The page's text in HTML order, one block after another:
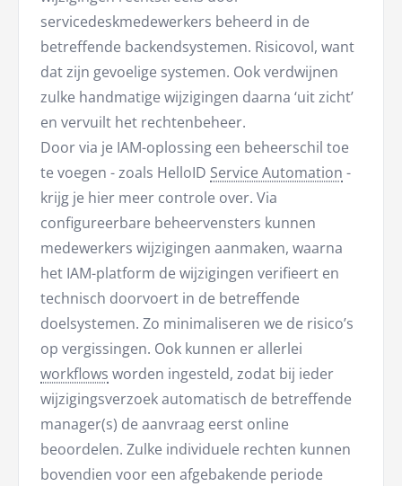
servicedeskmedewerkers beheerd in de
betreffende backendsystemen. Risicovol, want
dat zijn gevoelige systemen. Ook verdwijnen
zulke handmatige wijzigingen daarna ‘uit zicht’
en vervuilt het rechtenbeheer.
Door via je IAM-oplossing een beheerschil toe
te voegen - zoals HelloID Service Automation -
krijg je hier meer controle over. Via
configureerbare beheervensters kunnen
medewerkers wijzigingen aanmaken, waarna
het IAM-platform de wijzigingen verifieert en
technisch doorvoert in de betreffende
doelsystemen. Zo minimaliseren we de risico’s
op vergissingen. Ook kunnen er allerlei
workflows worden ingesteld, zodat bij ieder
wijzigingsverzoek automatisch de betreffende
manager(s) de aanvraag eerst online
beoordelen. Zulke individuele rechten kunnen
bovendien voor een afgebakende periode